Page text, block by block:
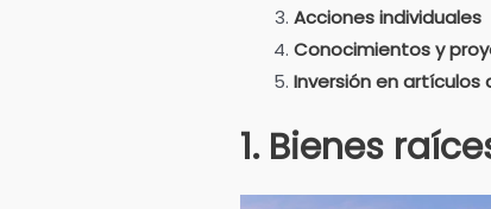
Acciones individuales
Conocimientos y
Inversión en artículos
1. Bienes